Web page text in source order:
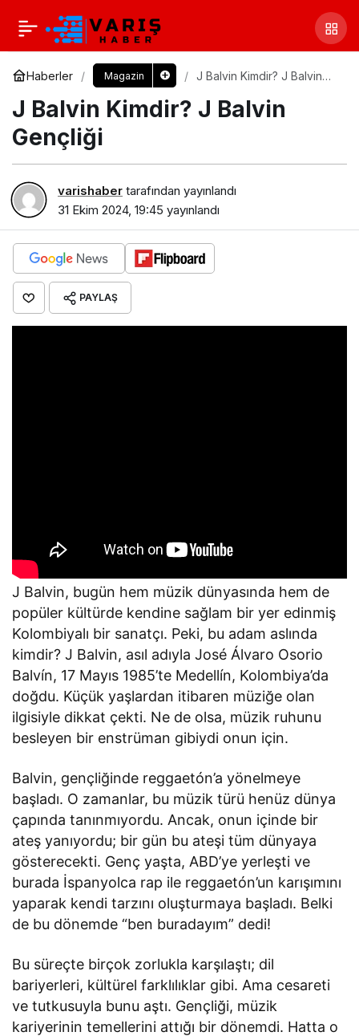
Haberler Magazin
J Balvin Kimdir? J Balvin
J Balvin Kimdir? J Balvin
Gençliği
varishaber tarafından yayınlandı
31 Ekim 2024, 19:45 yayınlandı
PAYLAŞ
J Balvin, bugün hem müzik dünyasında hem de
popüler kültürde kendine sağlam bir yer edinmiş
Kolombiyalı bir sanatçı. Peki, bu adam aslında
kimdir? J Balvin, asıl adıyla José Álvaro Osorio
Balvín, 17 Mayıs 1985’te Medellín, Kolombiya’da
doğdu. Küçük yaşlardan itibaren müziğe olan
ilgisiyle dikkat çekti. Ne de olsa, müzik ruhunu
besleyen bir enstrüman gibiydi onun için.
Balvin, gençliğinde reggaetón’a yönelmeye
başladı. O zamanlar, bu müzik türü henüz dünya
çapında tanınmıyordu. Ancak, onun içinde bir
ateş yanıyordu; bir gün bu ateşi tüm dünyaya
gösterecekti. Genç yaşta, ABD’ye yerleşti ve
burada İspanyolca rap ile reggaetón’un karışımını
yaparak kendi tarzını oluşturmaya başladı. Belki
de bu dönemde “ben buradayım” dedi!
Bu süreçte birçok zorlukla karşılaştı; dil
bariyerleri, kültürel farklılıklar gibi. Ama cesareti
ve tutkusuyla bunu aştı. Gençliği, müzik
kariyerinin temellerini attığı bir dönemdi. Hatta o